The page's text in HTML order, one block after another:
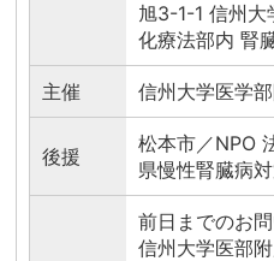
旭3-1-1 信州大
化療法部内 腎
主催 信州大学医学
後援
松本市／NPO
県慢性腎臓病
前日までのお
信州大学医部